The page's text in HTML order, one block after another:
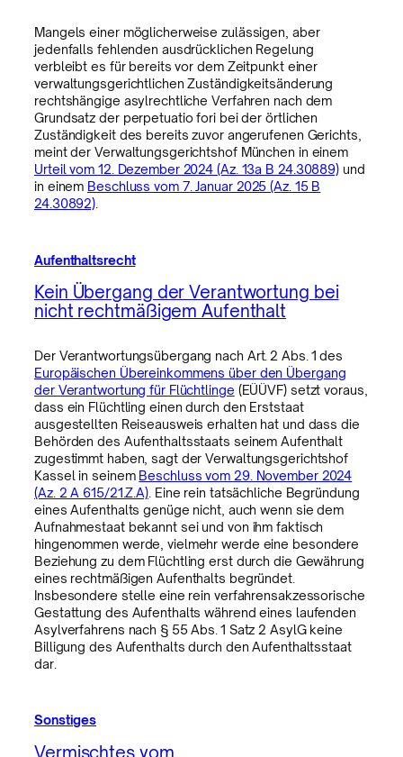
Mangels einer möglicherweise zulässigen, aber
jedenfalls fehlenden ausdrücklichen Regelung
verbleibt es für bereits vor dem Zeitpunkt einer
verwaltungsgerichtlichen Zuständigkeitsänderung
rechtshängige asylrechtliche Verfahren nach dem
Grundsatz der perpetuatio fori bei der örtlichen
Zuständigkeit des bereits zuvor angerufenen Gerichts,
meint der Verwaltungsgerichtshof München in einem
Urteil vom 12. Dezember 2024 (Az. 13a B 24.30889) und
in einem Beschluss vom 7. Januar 2025 (Az. 15 B
24.30892)
Aufenthaltsrecht
Kein Übergang der Verantwortung bei
nicht rechtmäßigem Aufenthalt
Der Verantwortungsübergang nach Art. 2 Abs. 1 des
Europäischen Übereinkommens über den Übergang
der Verantwortung für Flüchtlinge (EÜÜVF) setzt voraus,
dass ein Flüchtling einen durch den Erststaat
ausgestellten Reiseausweis erhalten hat und dass die
Behörden des Aufenthaltsstaats seinem Aufenthalt
zugestimmt haben, sagt der Verwaltungsgerichtshof
Kassel in seinem Beschluss vom 29. November 2024
(Az. 2 A 615/21.Z.A) . Eine rein tatsächliche Begründung
eines Aufenthalts genüge nicht, auch wenn sie dem
Aufnahmestaat bekannt sei und von ihm faktisch
hingenommen werde, vielmehr werde eine besondere
Beziehung zu dem Flüchtling erst durch die Gewährung
eines rechtmäßigen Aufenthalts begründet.
Insbesondere stelle eine rein verfahrensakzessorische
Gestattung des Aufenthalts während eines laufenden
Asylverfahrens nach § 55 Abs. 1 Satz 2 AsylG keine
Billigung des Aufenthalts durch den Aufenthaltsstaat
dar.
Sonstiges
Vermischtes vom